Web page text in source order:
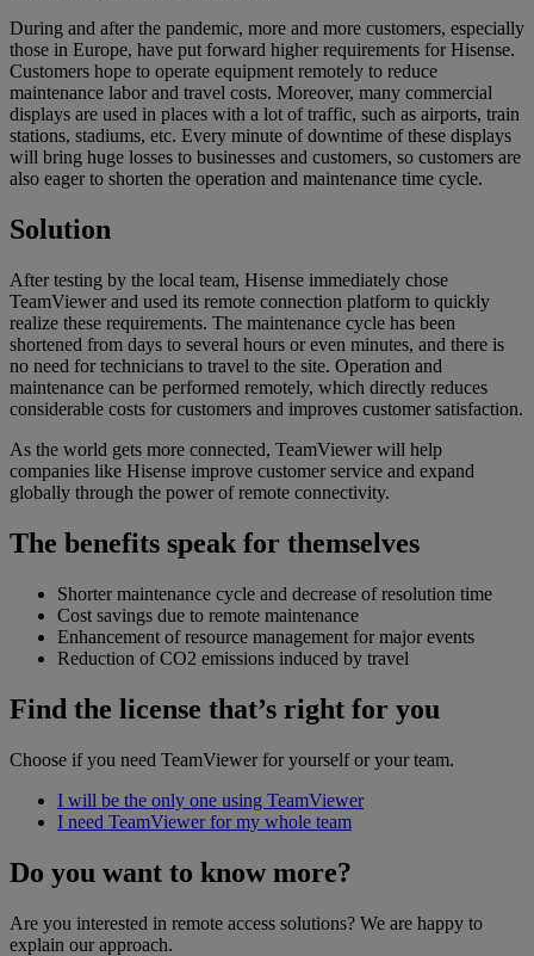
During and after the pandemic, more and more customers, especially
those in Europe, have put forward higher requirements for Hisense.
Customers hope to operate equipment remotely to reduce
maintenance labor and travel costs. Moreover, many commercial
displays are used in places with a lot of traffic, such as airports, train
stations, stadiums, etc. Every minute of downtime of these displays
will bring huge losses to businesses and customers, so customers are
also eager to shorten the operation and maintenance time cycle.
Solution
After testing by the local team, Hisense immediately chose
TeamViewer and used its remote connection platform to quickly
realize these requirements. The maintenance cycle has been
shortened from days to several hours or even minutes, and there is
no need for technicians to travel to the site. Operation and
maintenance can be performed remotely, which directly reduces
considerable costs for customers and improves customer satisfaction.
As the world gets more connected, TeamViewer will help
companies like Hisense improve customer service and expand
globally through the power of remote connectivity.
The benefits speak for themselves
Shorter maintenance cycle and decrease of resolution time
Cost savings due to remote maintenance
Enhancement of resource management for major events
Reduction of CO2 emissions induced by travel
Find the license that’s right for you
Choose if you need TeamViewer for yourself or your team.
I will be the only one using TeamViewer
I need TeamViewer for my whole team
Do you want to know more?
Are you interested in remote access solutions? We are happy to
explain our approach.